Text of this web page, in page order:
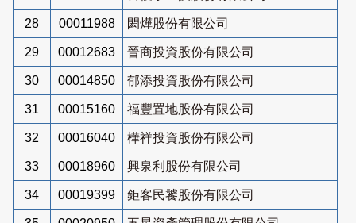
28 00011988 閎燁股份有限公司
29 00012683 晉商投資股份有限公司
30 00014850 郁添投資股份有限公司
31 00015160 福豐置地股份有限公司
32 00016040 樺祥投資股份有限公司
33 00018960 興泉利股份有限公司
34 00019399 鉅客民饕股份有限公司